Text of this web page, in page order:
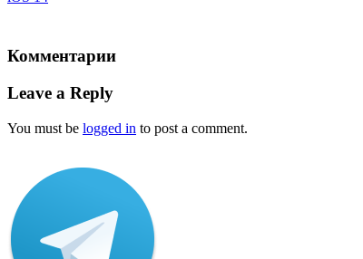
Комментарии
Leave a Reply
You must be logged in to post a comment.